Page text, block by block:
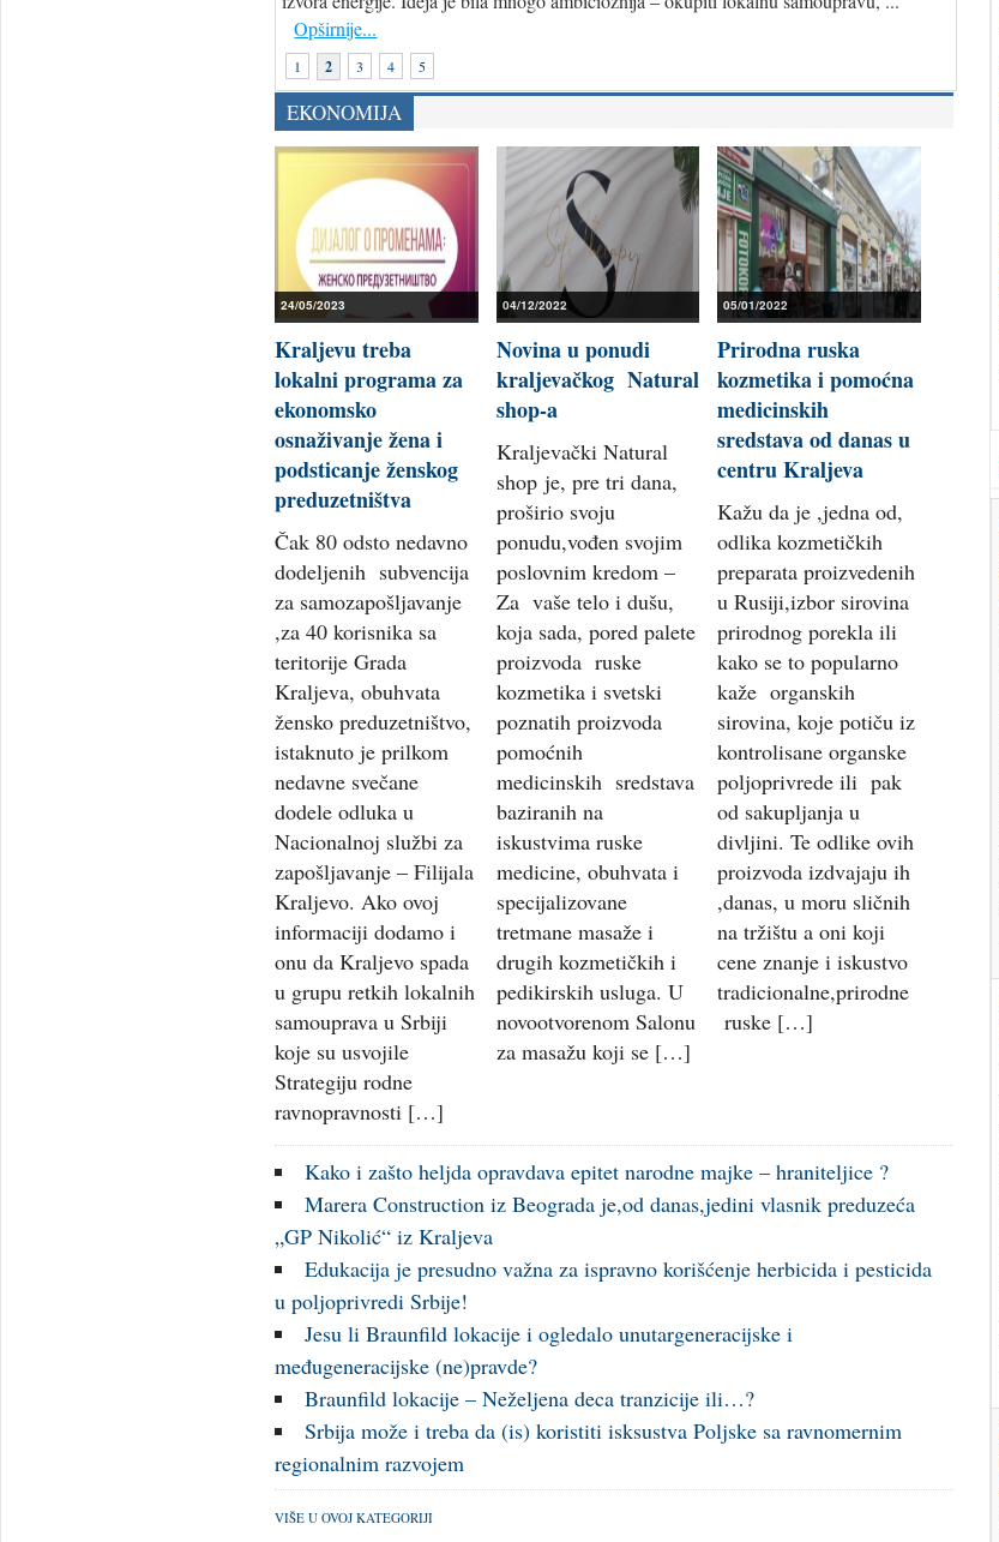
Opširnije...
1 2 3 4 5
EKONOMIJA
24/05/2023
Kraljevu treba
lokalni programa za
ekonomsko
osnaživanje žena i
podsticanje ženskog
preduzetništva
Čak 80 odsto nedavno
dodeljenih subvencija
za samozapošljavanje
,za 40 korisnika sa
teritorije Grada
Kraljeva, obuhvata
žensko preduzetništvo,
istaknuto je prilkom
nedavne svečane
dodele odluka u
Nacionalnoj službi za
zapošljavanje – Filijala
Kraljevo. Ako ovoj
informaciji dodamo i
onu da Kraljevo spada
u grupu retkih lokalnih
samouprava u Srbiji
koje su usvojile
Strategiju rodne
ravnopravnosti […]
04/12/2022
Novina u ponudi
kraljevačkog Natural
shop-a
Kraljevački Natural
shop je, pre tri dana,
proširio svoju
ponudu,vođen svojim
poslovnim kredom –
Za vaše telo i dušu,
koja sada, pored palete
proizvoda ruske
kozmetika i svetski
poznatih proizvoda
pomoćnih
medicinskih sredstava
baziranih na
iskustvima ruske
medicine, obuhvata i
specijalizovane
tretmane masaže i
drugih kozmetičkih i
pedikirskih usluga. U
novootvorenom Salonu
za masažu koji se […]
05/01/2022
Prirodna ruska
kozmetika i pomoćna
medicinskih
sredstava od danas u
centru Kraljeva
Kažu da je ,jedna od,
odlika kozmetičkih
preparata proizvedenih
u Rusiji,izbor sirovina
prirodnog porekla ili
kako se to popularno
kaže organskih
sirovina, koje potiču iz
kontrolisane organske
poljoprivrede ili pak
od sakupljanja u
divljini. Te odlike ovih
proizvoda izdvajaju ih
,danas, u moru sličnih
na tržištu a oni koji
cene znanje i iskustvo
tradicionalne,prirodne
ruske […]
Kako i zašto heljda opravdava epitet narodne majke – hraniteljice ?
Marera Construction iz Beograda je,od danas,jedini vlasnik preduzeća
„GP Nikolić“ iz Kraljeva
Edukacija je presudno važna za ispravno korišćenje herbicida i pesticida
u poljoprivredi Srbije!
Jesu li Braunfild lokacije i ogledalo unutargeneracijske i
međugeneracijske (ne)pravde?
Braunfild lokacije – Neželjena deca tranzicije ili…?
Srbija može i treba da (is) koristiti isksustva Poljske sa ravnomernim
regionalnim razvojem
VIŠE U OVOJ KATEGORIJI